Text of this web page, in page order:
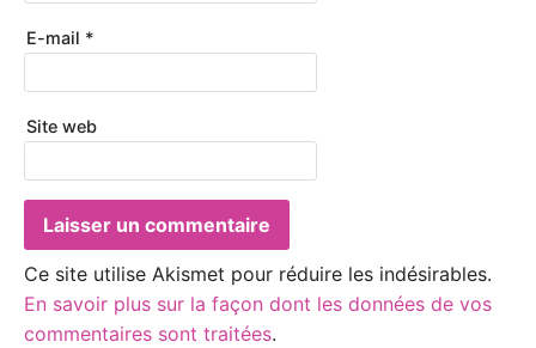
E-mail *
Site web
Ce site utilise Akismet pour réduire les indésirables.
En savoir plus sur la façon dont les données de vos
commentaires sont traitées.